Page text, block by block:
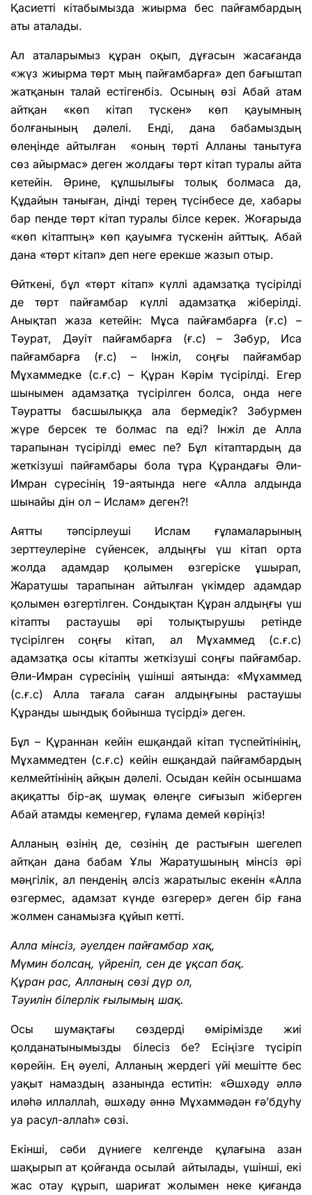
Қасиетті кітабымызда жиырма бес пайғамбардың
аты аталады.
Ал аталарымыз құран оқып, дұғасын жасағанда
«жүз жиырма төрт мың пайғамбарға» деп бағыштап
жатқанын талай естігенбіз. Осының өзі Абай атам
айтқан «көп кітап түскен» көп қауымның
болғанының дәлелі. Енді, дана бабамыздың
өлеңінде айтылған «оның төрті Алланы танытуға
сөз айырмас» деген жолдағы төрт кітап туралы айта
кетейін. Әрине, құлшылығы толық болмаса да,
Құдайын таныған, дінді терең түсінбесе де, хабары
бар пенде төрт кітап туралы білсе керек. Жоғарыда
«көп кітаптың» көп қауымға түскенін айттық. Абай
дана «төрт кітап» деп неге ерекше жазып отыр.
Өйткені, бұл «төрт кітап» күллі адамзатқа түсірілді
де төрт пайғамбар күллі адамзатқа жіберілді.
Анықтап жаза кетейін: Мұса пайғамбарға (ғ.с) –
Тәурат, Дәуіт пайғамбарға (ғ.с) – Зәбур, Иса
пайғамбарға (ғ.с) – Інжіл, соңғы пайғамбар
Мұхаммедке (с.ғ.с) – Құран Кәрім түсірілді. Егер
шынымен адамзатқа түсірілген болса, онда неге
Тәуратты басшылыққа ала бермедік? Зәбурмен
жүре берсек те болмас па еді? Інжіл де Алла
тарапынан түсірілді емес пе? Бұл кітаптардың да
жеткізуші пайғамбары бола тұра Құрандағы Әли-
Имран сүресінің 19-аятында неге «Алла алдында
шынайы дін ол – Ислам» деген?!
Аятты тәпсірлеуші Ислам ғұламаларының
зерттеулеріне сүйенсек, алдыңғы үш кітап орта
жолда адамдар қолымен өзгеріске ұшырап,
Жаратушы тарапынан айтылған үкімдер адамдар
қолымен өзгертілген. Сондықтан Құран алдыңғы үш
кітапты растаушы әрі толықтырушы ретінде
түсірілген соңғы кітап, ал Мұхаммед (с.ғ.с)
адамзатқа осы кітапты жеткізуші соңғы пайғамбар.
Әли-Имран сүресінің үшінші аятында: «Мұхаммед
(с.ғ.с) Алла тағала саған алдыңғыны растаушы
Құранды шындық бойынша түсірді» деген.
Бұл – Құраннан кейін ешқандай кітап түспейтінінің,
Мұхаммедтен (с.ғ.с) кейін ешқандай пайғамбардың
келмейтінінің айқын дәлелі. Осыдан кейін осыншама
ақиқатты бір-ақ шумақ өлеңге сиғызып жіберген
Абай атамды кемеңгер, ғұлама демей көріңіз!
Алланың өзінің де, сөзінің де растығын шегелеп
айтқан дана бабам Ұлы Жаратушының мінсіз әрі
мәңгілік, ал пенденің әлсіз жаратылыс екенін «Алла
өзгермес, адамзат күнде өзгерер» деген бір ғана
жолмен санамызға құйып кетті.
Алла мінсіз, әуелден пайғамбар хақ,
Мүмин болсаң, үйреніп, сен де ұқсап бақ.
Құран рас, Алланың сөзі дүр ол,
Тәуилін білерлік ғылымың шақ.
Осы шумақтағы сөздерді өмірімізде жиі
қолданатынымызды білесіз бе? Есіңізге түсіріп
көрейін. Ең әуелі, Алланың жердегі үйі мешітте бес
уақыт намаздың азанында еститін: «Әшхәду әллә
иләһә иллаллаһ, әшхәду әннә Мұхаммәдән ғә’бдуһу
уа расул-аллаһ» сөзі.
Екінші, сәби дүниеге келгенде құлағына азан
шақырып ат қойғанда осылай айтылады, үшінші, екі
жас отау құрып, шариғат жолымен неке қиғанда